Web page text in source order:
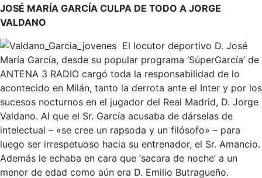
JOSÉ MARÍA GARCÍA CULPA DE TODO A JORGE
VALDANO
El locutor deportivo D. José
María García, desde su popular programa ‘SúperGarcía’ de
ANTENA 3 RADIO cargó toda la responsabilidad de lo
acontecido en Milán, tanto la derrota ante el Inter y por los
sucesos nocturnos en el jugador del Real Madrid, D. Jorge
Valdano. Al que el Sr. García acusaba de dárselas de
intelectual – «se cree un rapsoda y un filósofo» – para
luego ser irrespetuoso hacia su entrenador, el Sr. Amancio.
Además le echaba en cara que ‘sacara de noche’ a un
menor de edad como aún era D. Emilio Butragueño.